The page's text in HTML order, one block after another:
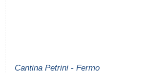
Cantina Petrini - Fermo